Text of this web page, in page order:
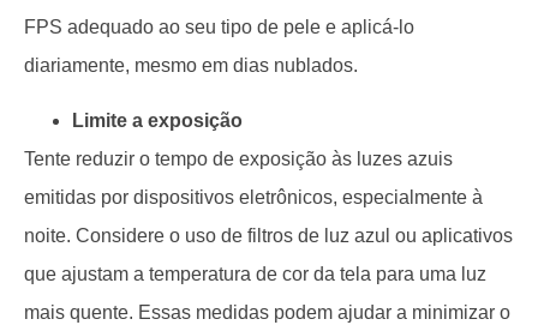
FPS adequado ao seu tipo de pele e aplicá-lo
diariamente, mesmo em dias nublados.
Limite a exposição
Tente reduzir o tempo de exposição às luzes azuis
emitidas por dispositivos eletrônicos, especialmente à
noite. Considere o uso de filtros de luz azul ou aplicativos
que ajustam a temperatura de cor da tela para uma luz
mais quente. Essas medidas podem ajudar a minimizar o